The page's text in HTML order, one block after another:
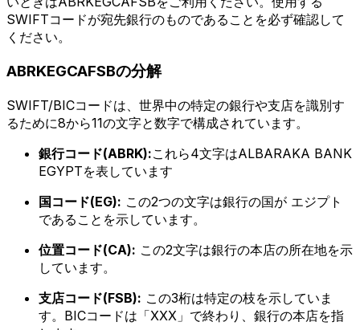
SWIFTコードが宛先銀行のものであることを必ず確認して
ください。
ABRKEGCAFSBの分解
SWIFT/BICコードは、世界中の特定の銀行や支店を識別す
るために8から11の文字と数字で構成されています。
銀行コード(ABRK):これら4文字はALBARAKA BANK
EGYPTを表しています
国コード(EG): この2つの文字は銀行の国が エジプト
であることを示しています。
位置コード(CA): この2文字は銀行の本店の所在地を示
しています。
支店コード(FSB): この3桁は特定の枝を示していま
す。BICコードは「XXX」で終わり、銀行の本店を指